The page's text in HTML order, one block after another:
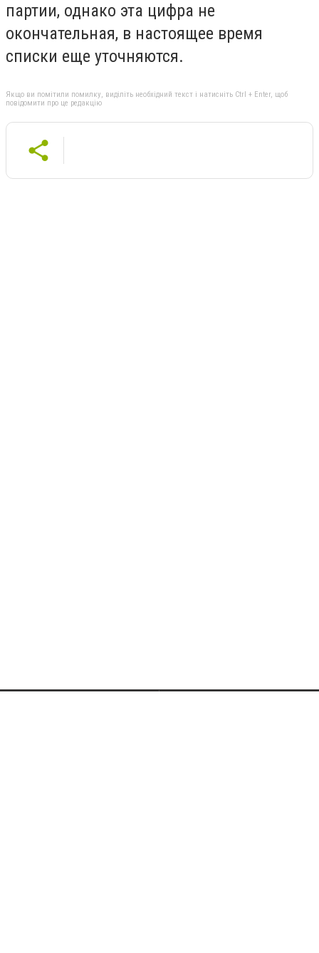
партии, однако эта цифра не
окончательная, в настоящее время
списки еще уточняются.
Якщо ви помітили помилку, виділіть необхідний текст і натисніть Ctrl + Enter, щоб
повідомити про це редакцію